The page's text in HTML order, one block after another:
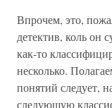
Впрочем, это,
детектив, коль он
как-то
несколько.
понятий следует,
следующую